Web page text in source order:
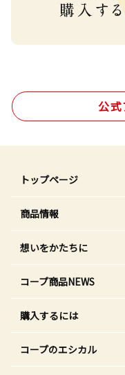
公
トップページ
商品情報
想いをかたちに
コープ商品NEWS
購入するには
コープのエシカル